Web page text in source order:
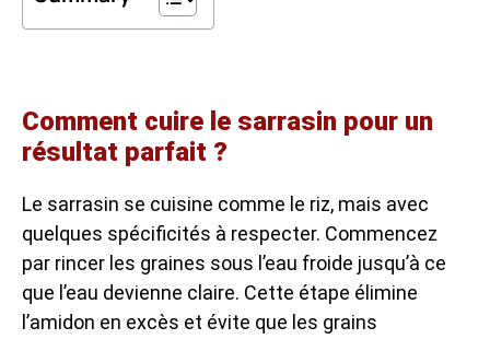
Comment cuire le sarrasin pour un
résultat parfait ?
Le sarrasin se cuisine comme le riz, mais avec
quelques spécificités à respecter. Commencez
par rincer les graines sous l’eau froide jusqu’à ce
que l’eau devienne claire. Cette étape élimine
l’amidon en excès et évite que les grains